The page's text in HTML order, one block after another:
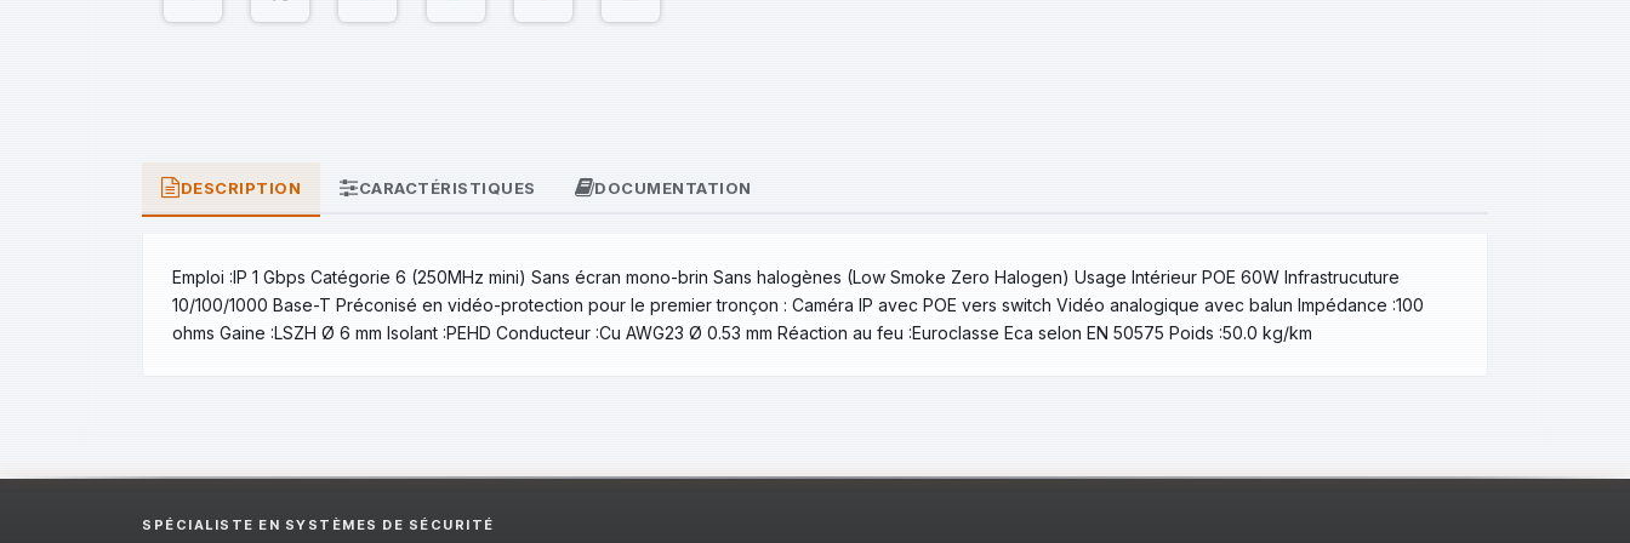
DESCRIPTION CARACTÉRISTIQUES DOCUMENTATION
Emploi :IP 1 Gbps Catégorie 6 (250MHz mini) Sans écran mono-brin Sans halogènes (Low Smoke Zero Halogen) Usage Intérieur POE 60W Infrastrucuture
10/100/1000 Base-T Préconisé en vidéo-protection pour le premier tronçon : Caméra IP avec POE vers switch Vidéo analogique avec balun Impédance :100
ohms Gaine :LSZH Ø 6 mm Isolant :PEHD Conducteur :Cu AWG23 Ø 0.53 mm Réaction au feu :Euroclasse Eca selon EN 50575 Poids :50.0 kg/km
SPÉCIALISTE EN SYSTÈMES DE SÉCURITÉ